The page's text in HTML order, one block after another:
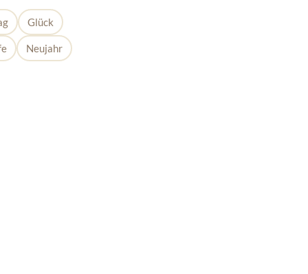
Glück
Neujahr